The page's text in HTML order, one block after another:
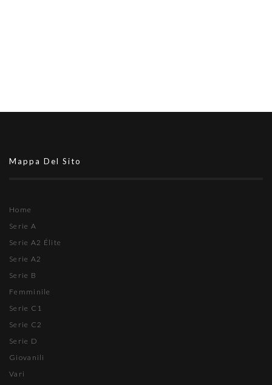
Mappa Del Sito
Home
Serie A
Serie A2 Élite
Serie A2
Serie B
Femminile
Serie C1
Serie C2
Serie D
Giovanili
Vari